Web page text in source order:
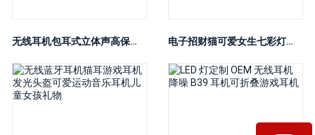
无线耳机包耳式立体声高保真耳机低音带麦克风降噪游戏运动耳机 电子招财猫可爱女生七彩灯光LED耳塞无线猫耳耳机游戏运动耳机BT耳机